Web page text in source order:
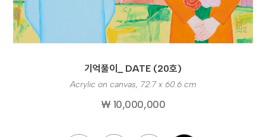
기억풀이_ DATE (20호)
Acrylic on canvas, 72.7 x 60.6 cm
₩ 10,000,000